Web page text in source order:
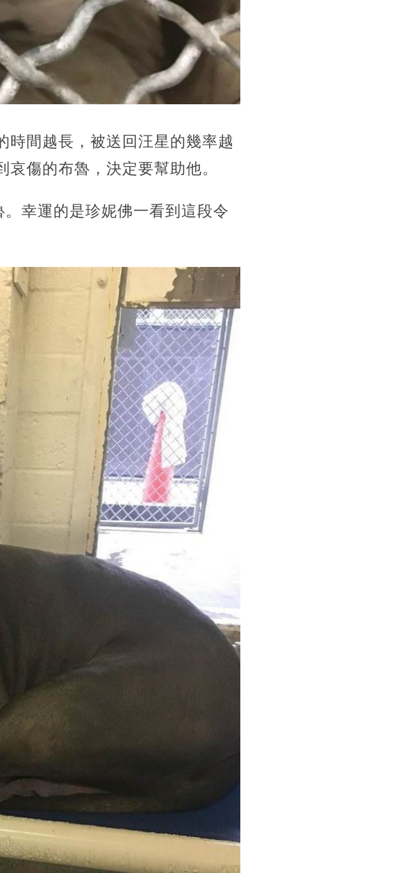
時間越長，被送回汪星的幾率越
傷的布魯，決定要幫助他。
幸運的是珍妮佛一看到這段令